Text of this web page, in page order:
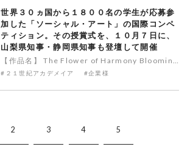
世界３０ヵ国から１８００名の学生が応募参
加した「ソーシャル・アート」の国際コンペ
ティション。その授賞式を、１０月７日に、
山梨県知事・静岡県知事も登壇して開催
【作品名】 The Flower of Harmony Blooming in Peace 【作品名】 Individualityメールはこちらへ公式サイトはこちら ※英語サイト富士五湖自然首都圏フォーラム 公式ＨＰ 学校法人 ２１世紀アカデメイア 公式ＨＰ メールはこちらへ 問い合わせ
#２１世紀アカデメイア #企業様
2 3 4 5